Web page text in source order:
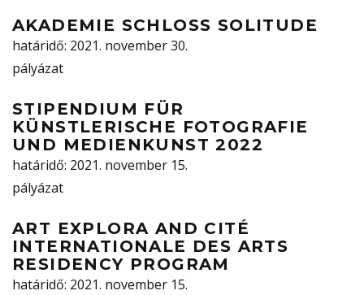
AKADEMIE SCHLOSS SOLITUDE
határidő: 2021. november 30.
pályázat
STIPENDIUM FÜR
KÜNSTLERISCHE FOTOGRAFIE
UND MEDIENKUNST 2022
határidő: 2021. november 15.
pályázat
ART EXPLORA AND CITÉ
INTERNATIONALE DES ARTS
RESIDENCY PROGRAM
határidő: 2021. november 15.